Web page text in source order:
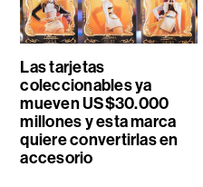
Las tarjetas
coleccionables ya
mueven US$30.000
millones y esta marca
quiere convertirlas en
accesorio